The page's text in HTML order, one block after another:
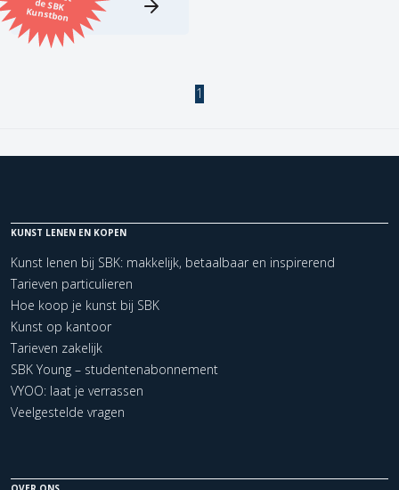
Kunstbon
Kunstenaar
Zoeken
Kerncollectie
2 items. Pagina: 1
1
KUNST LENEN EN KOPEN
Kunst lenen bij SBK: makkelijk, betaalbaar en inspirerend
Tarieven particulieren
Hoe koop je kunst bij SBK
Kunst op kantoor
Tarieven zakelijk
SBK Young – studentenabonnement
VYOO: laat je verrassen
Veelgestelde vragen